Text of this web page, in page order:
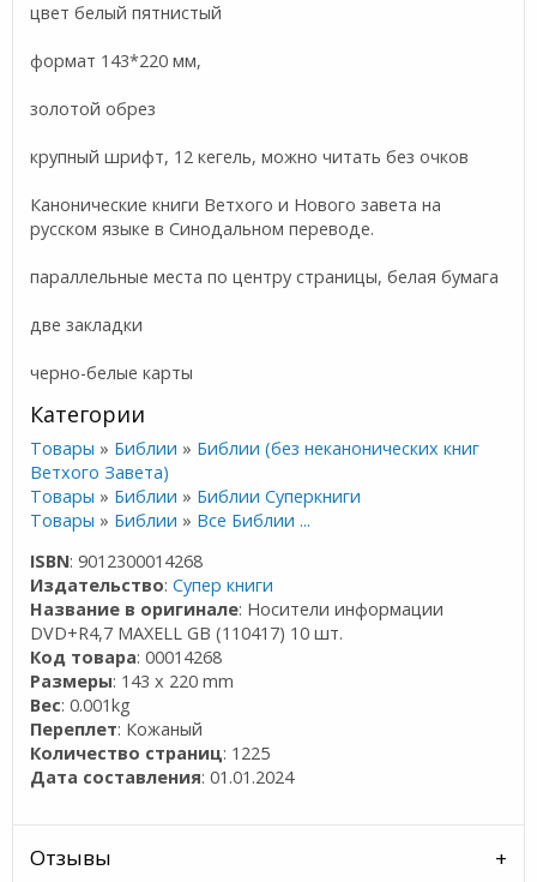
цвет белый пятнистый
формат 143*220 мм,
золотой обрез
крупный шрифт, 12 кегель, можно читать без очков
Канонические книги Ветхого и Нового завета на
русском языке в Синодальном переводе.
параллельные места по центру страницы, белая бумага
две закладки
черно-белые карты
Категории
Товары » Библии » Библии (без неканонических книг
Ветхого Завета)
Товары » Библии » Библии Суперкниги
Товары » Библии » Все Библии ...
ISBN: 9012300014268
Издательство:Супер книги
Название в оригинале: Носители информации
DVD+R4,7 MAXELL GB (110417) 10 шт.
Код товара: 00014268
Размеры: 143 x 220 mm
Вес: 0.001kg
Переплет: Кожаный
Количество страниц: 1225
Дата составления: 01.01.2024
Отзывы